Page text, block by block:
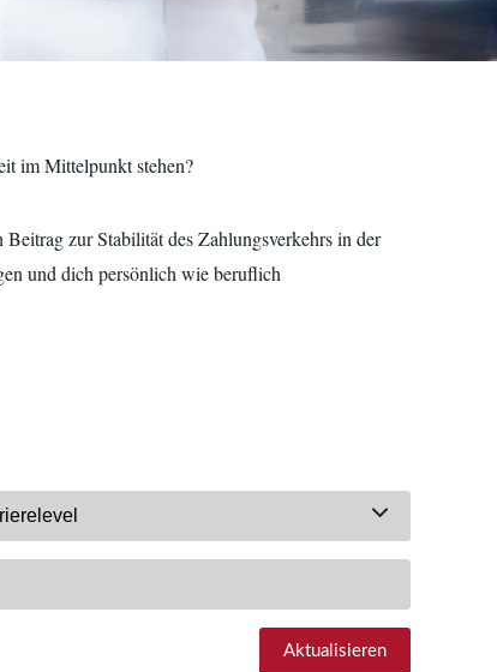
im Mittelpunkt stehen?
zur Stabilität des Zahlungsverkehrs in der
und dich persönlich wie beruflich
Aktualisieren